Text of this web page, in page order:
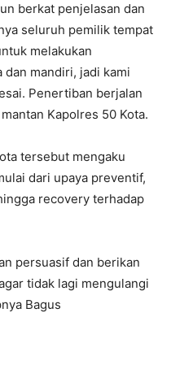
berkat penjelasan dan
seluruh pemilik tempat
melakukan
dan mandiri, jadi kami
Penertiban berjalan
Kapolres 50 Kota.
tersebut mengaku
dari upaya preventif,
recovery terhadap
persuasif dan berikan
tidak lagi mengulangi
Bagus